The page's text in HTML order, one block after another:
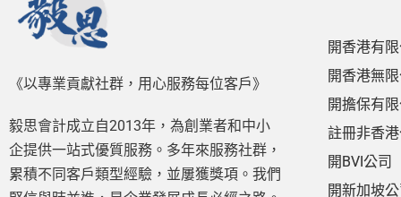
《以專業貢獻社群，用心服務每位客戶》
毅思會計成立自2013年，為創業者和中小
企提供一站式優質服務。多年來服務社群，
累積不同客戶類型經驗，並屢獲獎項。我們
開香港有
開香港無
開擔保有
註冊非香
開BVI公司
開新加坡